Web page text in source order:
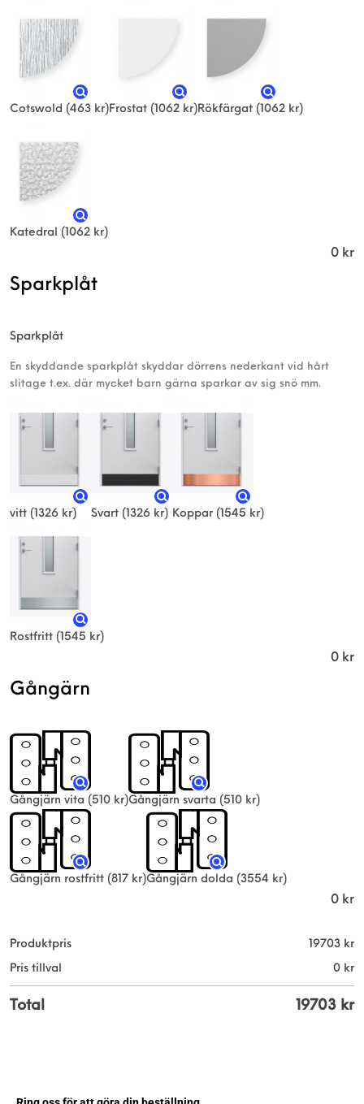
Cotswold (463 kr)Frostat (1062 kr)Rökfärgat (1062 kr)
Katedral (1062 kr)
0 kr
Sparkplåt
Sparkplåt
En skyddande sparkplåt skyddar dörrens nederkant vid hårt
slitage t.ex. där mycket barn gärna sparkar av sig snö mm.
vitt (1326 kr) Svart (1326 kr) Koppar(1545 kr)
Rostfritt (1545 kr)
0 kr
Gångärn
Gångjärn vita (510 kr)Gångjärn svarta (510 kr)
Gångjärn rostfritt (817 kr)Gångjärn dolda (3554 kr)
0 kr
Produktpris 19703 kr
Pris tillval
0 kr
Total 19703 kr